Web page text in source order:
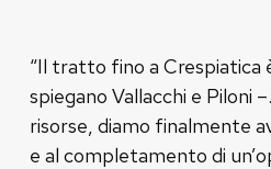
“Il tratto fino a Crespiatica
spiegano Vallacchi e Piloni
risorse, diamo finalmente
e al completamento di